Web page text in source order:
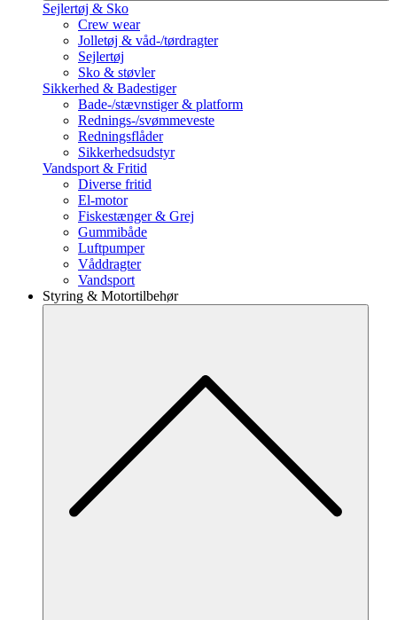
Sejlertøj & Sko
Crew wear
Jolletøj & våd-/tørdragter
Sejlertøj
Sko & støvler
Sikkerhed & Badestiger
Bade-/stævnstiger & platform
Rednings-/svømmeveste
Redningsflåder
Sikkerhedsudstyr
Vandsport & Fritid
Diverse fritid
El-motor
Fiskestænger & Grej
Gummibåde
Luftpumper
Våddragter
Vandsport
Styring & Motortilbehør